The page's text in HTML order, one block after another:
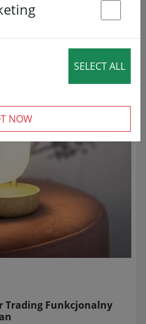
ZMNIEJSZONY!
Trading Funkcjonalny
SELECT ALL
NOW